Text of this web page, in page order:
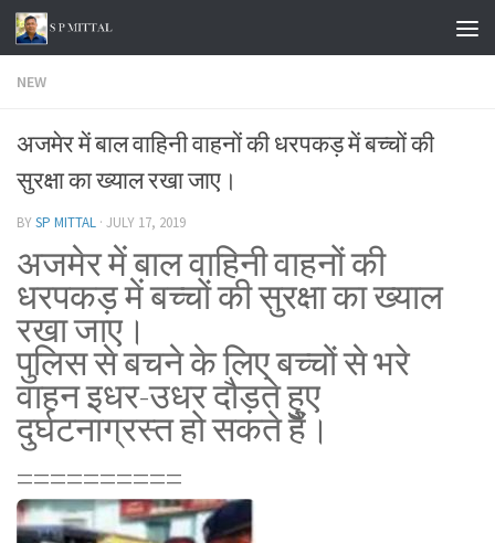
Skip to content
NEW
अजमेर में बाल वाहिनी वाहनों की धरपकड़ में बच्चों की
सुरक्षा का ख्याल रखा जाए।
BYSP MITTAL · JULY 17, 2019
अजमेर में बाल वाहिनी वाहनों की
धरपकड़ में बच्चों की सुरक्षा का ख्याल
रखा जाए।
पुलिस से बचने के लिए बच्चों से भरे
वाहन इधर-उधर दौड़ते हुए
दुर्घटनाग्रस्त हो सकते हैं।
==========